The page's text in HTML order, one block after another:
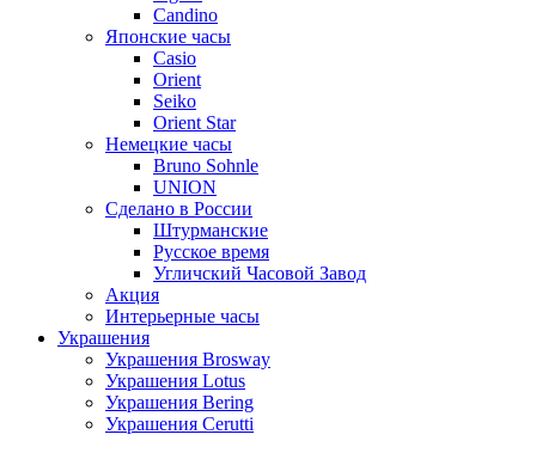
Candino
Японские часы
Casio
Orient
Seiko
Orient Star
Немецкие часы
Bruno Sohnle
UNION
Сделано в России
Штурманские
Русское время
Угличский Часовой Завод
Акция
Интерьерные часы
Украшения
Украшения Brosway
Украшения Lotus
Украшения Bering
Украшения Cerutti